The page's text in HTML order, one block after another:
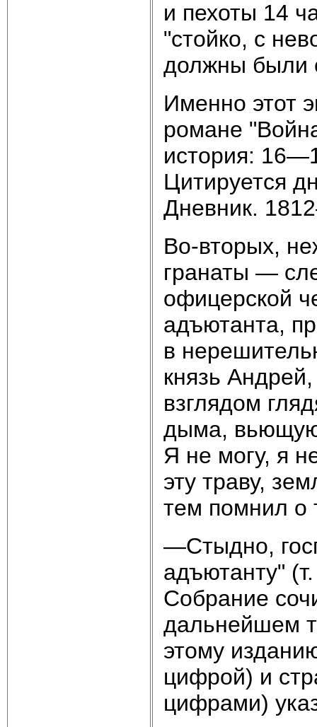
и пехоты 14
"стойко, с
должны были
Именно этот
романе
история:
Цитируется
Дневник.
Во-вторых,
гранаты —
офицерской
адъютанта,
в
князь
взглядом
дыма,
Я не могу, я
эту траву,
тем помнил о
—Стыдно,
адъютанту"
Собрание
дальнейшем
этому
цифрой) и
цифрами)